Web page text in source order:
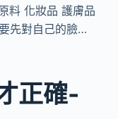
料 化妝品 護膚品
先對自己的臉…
正確-